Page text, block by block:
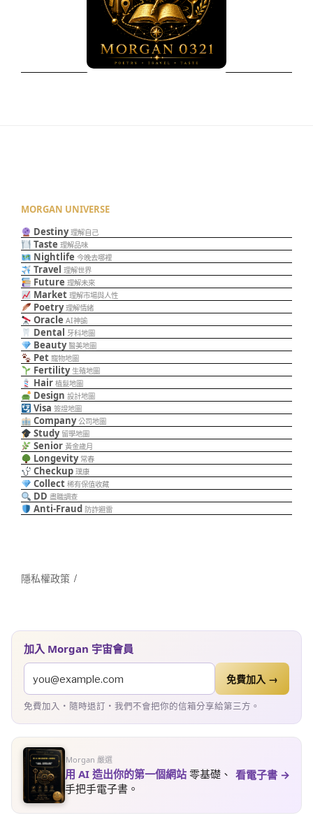
MORGAN UNIVERSE
Destiny 理解自己
Taste 理解品味
Nightlife 今晚去哪裡
Travel 理解世界
Future 理解未來
Market 理解市場與人性
Poetry 理解情緒
Oracle AI神諭
Dental 牙科地圖
Beauty 醫美地圖
Pet 寵物地圖
Fertility 生殖地圖
Hair 植髮地圖
Design 設計地圖
Visa 簽證地圖
Company 公司地圖
Study 留學地圖
Senior 黃金歲月
Longevity 常春
Checkup 璞康
Collect 稀有保值收藏
DD 盡職調查
Anti-Fraud 防詐避雷
隱私權政策
加入 Morgan 宇宙會員
免費加入 →
免費加入・隨時退訂・我們不會把你的信箱分享給第三方。
Morgan 嚴選
用 AI 造出你的第一個網站 零基礎、
手把手電子書。
看電子書 →